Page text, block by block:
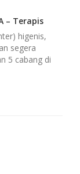
– Terapis
higenis,
segera
5 cabang di